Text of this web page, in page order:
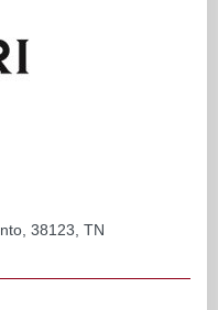
38123, TN